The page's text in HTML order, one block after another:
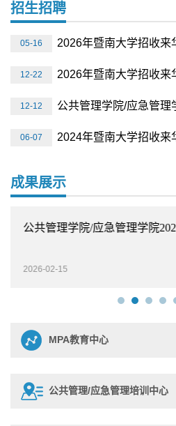
招生招聘
05-16 2026年暨南大学招收来华留学及港澳台侨考
12-22 2026年暨南大学招收来华留学及港澳台
12-12 公共管理学院/应急管理学院2026年申
06-07 2024年暨南大学招收来华留学及港澳台侨考
成果展示
公共管理学院/应急管理学院
2026-02-15
MPA教育中心
公共管理/应急管理培训中心